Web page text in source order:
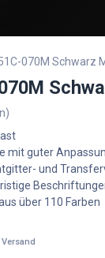
070M Schwarz
mit guter
und
über 110 Farben